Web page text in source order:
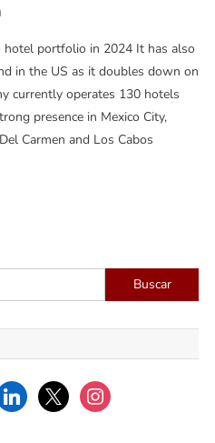
portfolio in 2024 It has also
in the US as it doubles down on
currently operates 130 hotels
presence in Mexico City,
Carmen and Los Cabos
Buscar:
x instagram